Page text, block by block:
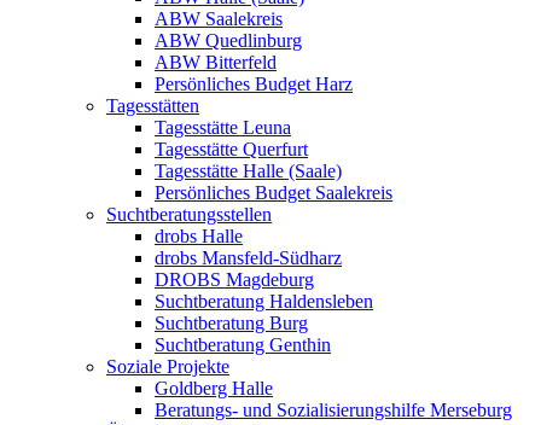
ABW Saalekreis
ABW Quedlinburg
ABW Bitterfeld
Persönliches Budget Harz
Tagesstätten
Tagesstätte Leuna
Tagesstätte Querfurt
Tagesstätte Halle (Saale)
Persönliches Budget Saalekreis
Suchtberatungsstellen
drobs Halle
drobs Mansfeld-Südharz
DROBS Magdeburg
Suchtberatung Haldensleben
Suchtberatung Burg
Suchtberatung Genthin
Soziale Projekte
Goldberg Halle
Beratungs- und Sozialisierungshilfe Merseburg